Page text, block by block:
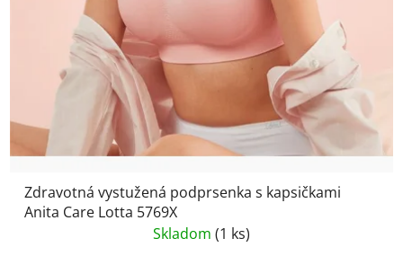
Zdravotná vystužená podprsenka s kapsičkami
Anita Care Lotta 5769X
Skladom (1 ks)